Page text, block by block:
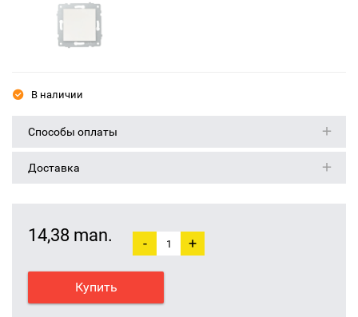
В наличии
Способы оплаты
Доставка
14,38 man. - +
Купить